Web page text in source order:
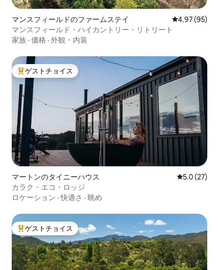
マンスフィールドのファームステイ レビュー95
4.97 (95)
マンスフィールド・ハイカントリー・リトリート
家族 · 価格 · 外観・内装
大好評のゲストチョイスです。
ゲストチョイス
マートンのタイニーハウス レビュー27
5.0 (27)
カラク・エコ・ロッジ
ロケーション ·快適さ · 眺め
大好評のゲストチョイスです。
ゲストチョイス